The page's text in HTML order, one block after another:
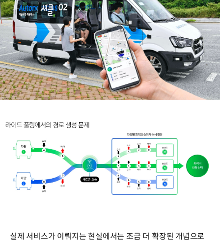
실제 서비스가 이뤄지는 현실에서는 조금 더 확장된 개념으로